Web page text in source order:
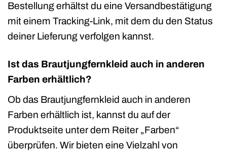
Bestellung erhältst du eine Versandbestätigung
mit einem Tracking-Link, mit dem du den Status
deiner Lieferung verfolgen kannst.
Ist das Brautjungfernkleid auch in anderen
Farben erhältlich?
Ob das Brautjungfernkleid auch in anderen
Farben erhältlich ist, kannst du auf der
Produktseite unter dem Reiter „Farben“
überprüfen. Wir bieten eine Vielzahl von